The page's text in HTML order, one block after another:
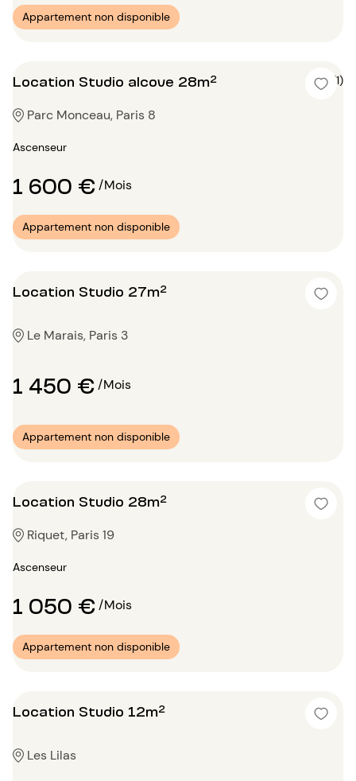
Appartement non disponible
Location Studio alcove 28m² 5 (1)
Parc Monceau, Paris 8
Ascenseur
1 600 €/Mois
Appartement non disponible
Location Studio 27m²
Le Marais, Paris 3
1 450 €/Mois
Appartement non disponible
Location Studio 28m²
Riquet, Paris 19
Ascenseur
1 050 €/Mois
Appartement non disponible
Location Studio 12m²
Les Lilas